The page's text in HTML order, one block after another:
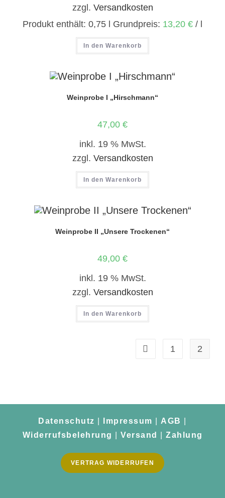
zzgl. Versandkosten
Produkt enthält: 0,75 l Grundpreis: 13,20 € / l
In den Warenkorb
Weinprobe I „Hirschmann“
47,00 €
inkl. 19 % MwSt.
zzgl. Versandkosten
In den Warenkorb
Weinprobe II „Unsere Trockenen“
49,00 €
inkl. 19 % MwSt.
zzgl. Versandkosten
In den Warenkorb
1 2
Datenschutz Impressum AGB
Widerrufsbelehrung
Versand Zahlung
VERTRAG WIDERRUFEN